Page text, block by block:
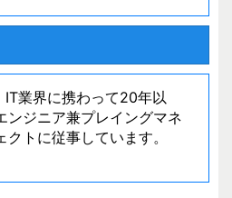
業界に携わって20年以
ンジニア兼プレイングマネ
トに従事しています。